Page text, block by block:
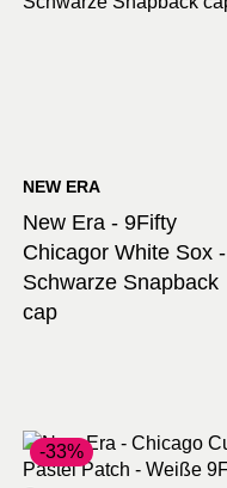
NEW ERA
New Era - 9Fifty
Chicagor White Sox -
Schwarze Snapback
cap
-33%